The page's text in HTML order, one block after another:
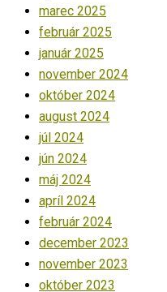
marec 2025
február 2025
január 2025
november 2024
október 2024
august 2024
júl 2024
jún 2024
máj 2024
apríl 2024
február 2024
december 2023
november 2023
október 2023